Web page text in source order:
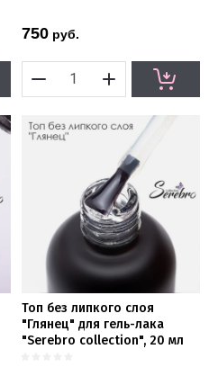
750 руб.
Топ без липкого слоя
"Глянец" для гель-лака
"Serebro collection", 20 мл